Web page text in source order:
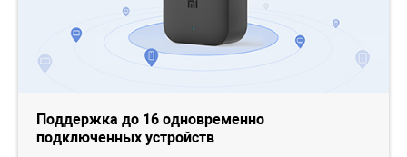
Поддержка до 16 одновременно
подключенных устройств